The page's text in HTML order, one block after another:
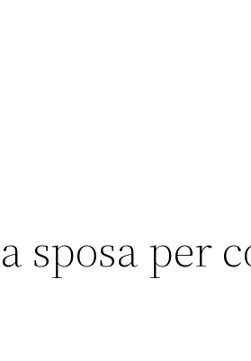
sposa per